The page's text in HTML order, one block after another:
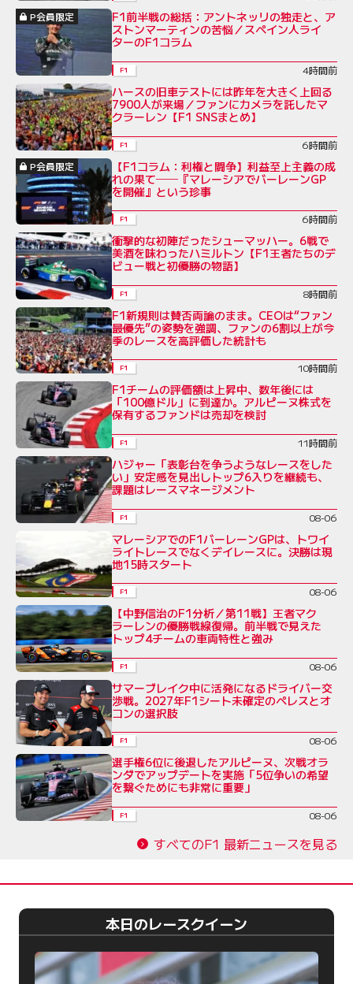
P会員限定
F1前半戦の総括：アントネッリの独走と、ア
ストンマーティンの苦悩／スペイン人ライ
ターのF1コラム
F1 4時間前
ハースの旧車テストには昨年を大きく上回る
7900人が来場／ファンにカメラを託したマ
クラーレン【F1 SNSまとめ】
F1
6時間前
P会員限定
【F1コラム：利権と闘争】利益至上主義の成
れの果て──『マレーシアでバーレーンGP
を開催』という珍事
F1 6時間前
衝撃的な初陣だったシューマッハー。6戦で
美酒を味わったハミルトン【F1王者たちのデ
ビュー戦と初優勝の物語】
F1 8時間前
F1新規則は賛否両論のまま。CEOは“ファン
最優先”の姿勢を強調、ファンの6割以上が今
季のレースを高評価した統計も
F1 10時間前
F1チームの評価額は上昇中、数年後には
「100億ドル」に到達か。アルピーヌ株式を
保有するファンドは売却を検討
F1 11時間前
ハジャー「表彰台を争うようなレースをした
い」安定感を見出しトップ6入りを継続も、
課題はレースマネージメント
F1 08-06
マレーシアでのF1バーレーンGPは、トワイ
ライトレースでなくデイレースに。決勝は現
地15時スタート
F1 08-06
【中野信治のF1分析／第11戦】王者マク
ラーレンの優勝戦線復帰。前半戦で見えた
トップ4チームの車両特性と強み
F1 08-06
サマーブレイク中に活発になるドライバー交
渉戦。2027年F1シート未確定のペレスとオ
コンの選択肢
F1 08-06
選手権6位に後退したアルピーヌ、次戦オラ
ンダでアップデートを実施「5位争いの希望
を繋ぐためにも非常に重要」
F1 08-06
すべてのF1 最新ニュースを見る
本日のレースクイーン